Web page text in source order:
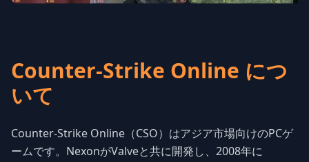
Counter-Strike Online につ
いて
Counter-Strike Online（CSO）はアジア市場向けのPCゲ
ームです。NexonがValveと共に開発し、2008年に